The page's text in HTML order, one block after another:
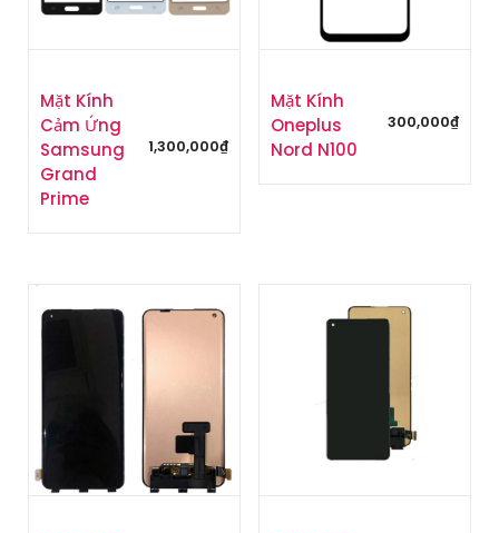
Mặt Kính
Cảm Ứng
Samsung
Grand
Prime
1,300,000₫
Mặt Kính
Oneplus
Nord N100
300,000₫